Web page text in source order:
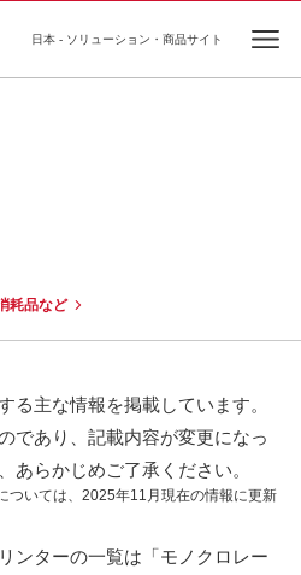
日本 - ソリューション・商品サイト
耗品など
る主な情報を掲載しています。
であり、記載内容が変更になっ
あらかじめご了承ください。
ついては、2025年11月現在の情報に更新
ンターの一覧は「モノクロレー